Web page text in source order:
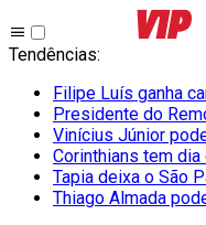
Tendências:
Filipe Luís ganha
Presidente do
Vinícius Júnior
Corinthians tem dia
Tapia deixa o São
Thiago Almada